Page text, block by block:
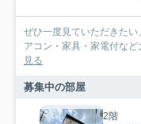
ぜひ一度見ていただきた
アコン・家具・家電付な
見る
募集中の部屋
2階